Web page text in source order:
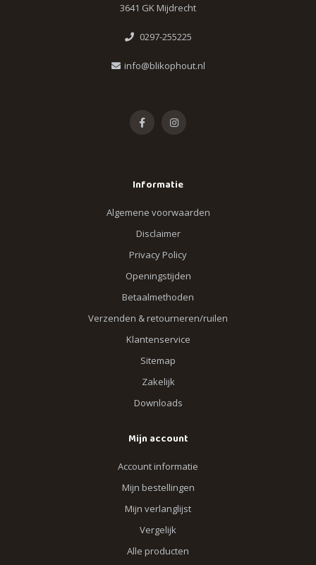
3641 GK Mijdrecht
0297-255225
info@blikophout.nl
Informatie
Algemene voorwaarden
Disclaimer
Privacy Policy
Openingstijden
Betaalmethoden
Verzenden & retourneren/ruilen
Klantenservice
Sitemap
Zakelijk
Downloads
Mijn account
Account informatie
Mijn bestellingen
Mijn verlanglijst
Vergelijk
Alle producten